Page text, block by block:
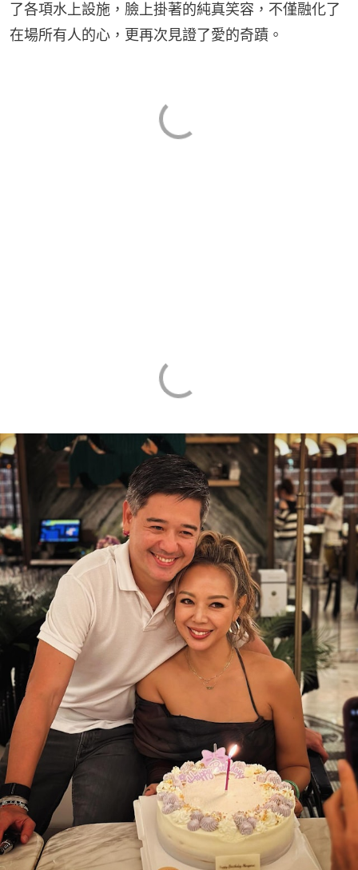
了各項水上設施，臉上掛著的純真笑容，不僅融化了
在場所有人的心，更再次見證了愛的奇蹟。